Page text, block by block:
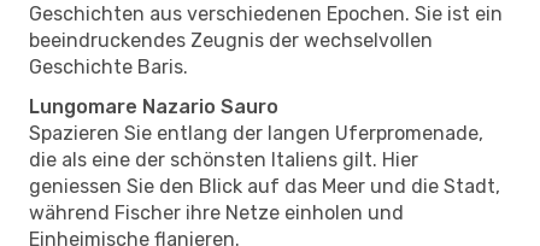
Geschichten aus verschiedenen Epochen. Sie ist ein
beeindruckendes Zeugnis der wechselvollen
Geschichte Baris.
Lungomare Nazario Sauro
Spazieren Sie entlang der langen Uferpromenade,
die als eine der schönsten Italiens gilt. Hier
geniessen Sie den Blick auf das Meer und die Stadt,
während Fischer ihre Netze einholen und
Einheimische flanieren.